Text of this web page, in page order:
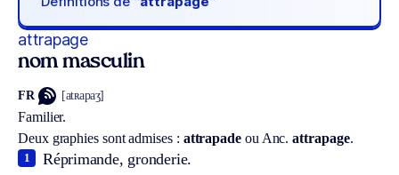
attrapage
nom masculin
FR [atʀapaʒ]
Familier.
Deux graphies sont admises : attrapadeou Anc. attrapage.
Réprimande, gronderie.
1